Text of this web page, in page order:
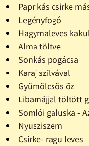
Paprikás csirke
Legényfogó
Hagymaleves
Alma töltve
Sonkás pogácsa
Karaj szilvával
Gyümölcsös õz
Libamájjal töltött
Somlói galuska -
Nyusziszem
Csirke- ragu leves